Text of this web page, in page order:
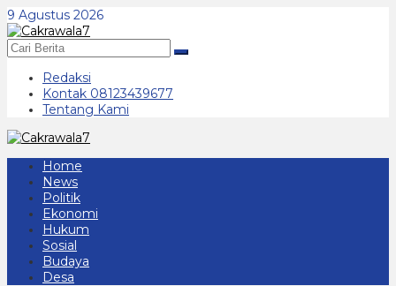
Lewati
ke
konten
9 Agustus 2026
Redaksi
Kontak 08123439677
Tentang Kami
Home
News
Politik
Ekonomi
Hukum
Sosial
Budaya
Desa